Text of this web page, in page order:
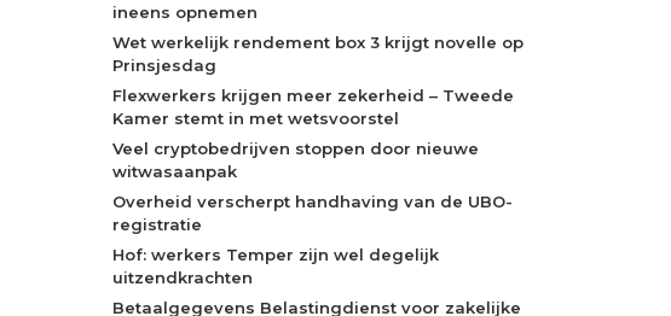
ineens opnemen
Wet werkelijk rendement box 3 krijgt novelle op
Prinsjesdag
Flexwerkers krijgen meer zekerheid – Tweede
Kamer stemt in met wetsvoorstel
Veel cryptobedrijven stoppen door nieuwe
witwasaanpak
Overheid verscherpt handhaving van de UBO-
registratie
Hof: werkers Temper zijn wel degelijk
uitzendkrachten
Betaalgegevens Belastingdienst voor zakelijke